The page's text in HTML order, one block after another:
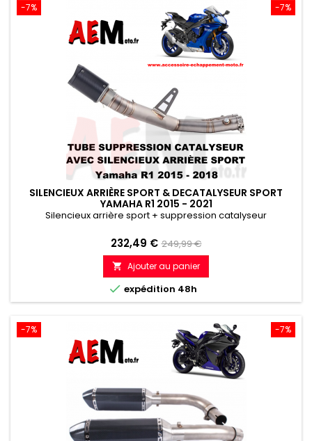
-7%
-7%
SILENCIEUX ARRIÈRE SPORT & DECATALYSEUR SPORT
YAMAHA R1 2015 - 2021
Silencieux arrière sport + suppression catalyseur
Prix
232,49 € Prix
de
référence
249,99 €
 Ajouter au panier
 expédition 48h
-7%
-7%